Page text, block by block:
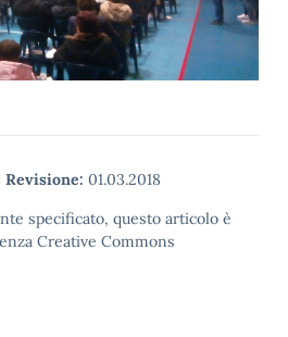
Revisione: 01.03.2018
specificato, questo articolo è
Creative Commons